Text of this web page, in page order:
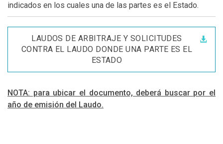
indicados en los cuales una de las partes es el Estado.
LAUDOS DE ARBITRAJE Y SOLICITUDES
CONTRA EL LAUDO DONDE UNA PARTE ES EL
ESTADO
NOTA: para ubicar el documento, deberá buscar por el
año de emisión del Laudo.